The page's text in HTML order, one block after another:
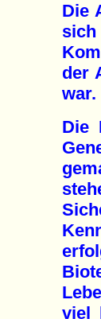
Die
der
war.
Die
viel